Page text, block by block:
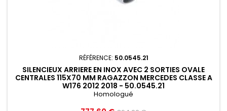
RÉFÉRENCE: 50.0545.21
SILENCIEUX ARRIERE EN INOX AVEC 2 SORTIES OVALE
CENTRALES 115X70 MM RAGAZZON MERCEDES CLASSE A
W176 2012 2018 - 50.0545.21
Homologué